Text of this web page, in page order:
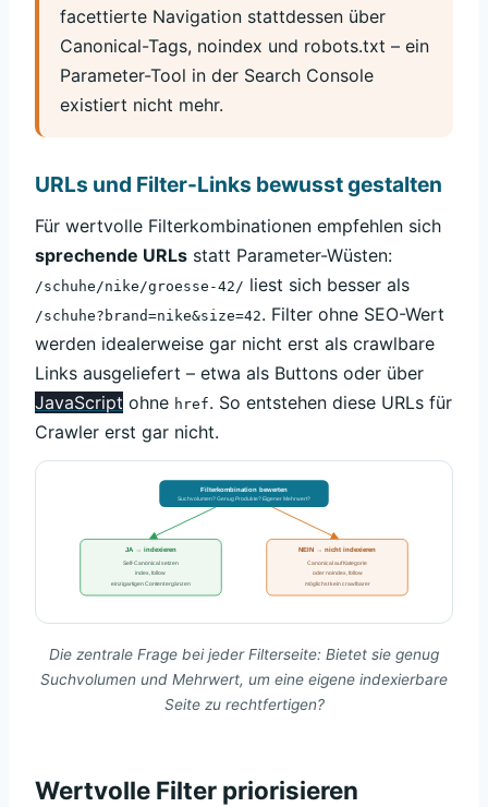
facettierte Navigation stattdessen über
Canonical-Tags, noindex und robots.txt – ein
Parameter-Tool in der Search Console
existiert nicht mehr.
URLs und Filter-Links bewusst gestalten
Für wertvolle Filterkombinationen empfehlen sich
sprechende URLs statt Parameter-Wüsten:
/schuhe/nike/groesse-42/ liest sich besser als
/schuhe?brand=nike&size=42. Filter ohne SEO-Wert
werden idealerweise gar nicht erst als crawlbare
Links ausgeliefert – etwa als Buttons oder über
JavaScript ohne href. So entstehen diese URLs für
Crawler erst gar nicht.
Filterkombination bewerten
Suchvolumen? Genug Produkte? Eigener Mehrwert?
JA → indexieren
Self-Canonical setzen
index, follow
einzigartigen Content ergänzen
NEIN → nicht indexieren
Canonical auf Kategorie
oder noindex, follow
möglichst kein crawlbarer
Die zentrale Frage bei jeder Filterseite: Bietet sie genug
Suchvolumen und Mehrwert, um eine eigene indexierbare
Seite zu rechtfertigen?
Wertvolle Filter priorisieren